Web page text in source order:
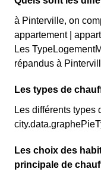
à Pinterville, on
appartement |
Les
répandus à
Les types de
Les différents types
Les choix des
principale de